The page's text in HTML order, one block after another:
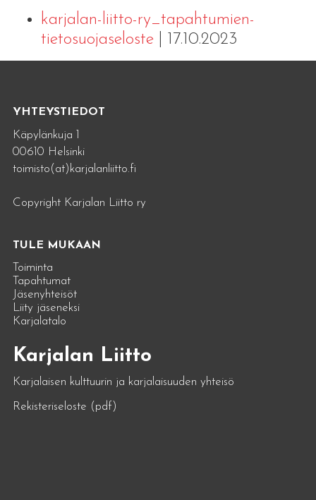
karjalan-liitto-ry_tapahtumien-
tietosuojaseloste| 17.10.2023
YHTEYSTIEDOT
Käpylänkuja 1
00610 Helsinki
toimisto(at)karjalanliitto.fi
Copyright Karjalan Liitto ry
TULE MUKAAN
Toiminta
Tapahtumat
Jäsenyhteisöt
Liity jäseneksi
Karjalatalo
Karjalan Liitto
Karjalaisen kulttuurin ja karjalaisuuden yhteisö
Rekisteriseloste (pdf)